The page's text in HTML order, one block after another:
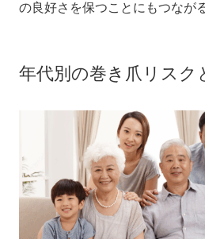
の良好さを保つことにもつなが
年代別の巻き爪リスク